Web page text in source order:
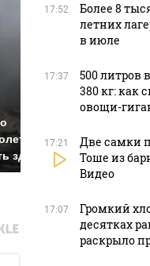
на
здесь
Таких
было с
ждать
17:52
Более 8
летних
в июле
17:37
500 литров
380 кг: как
овощи-
17:21
Две самки
Тоше из
Видео
17:07
Громкий
десятках
раскрыло